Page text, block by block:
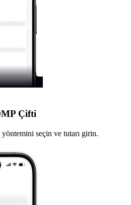
Çifti
seçin ve tutarı girin.